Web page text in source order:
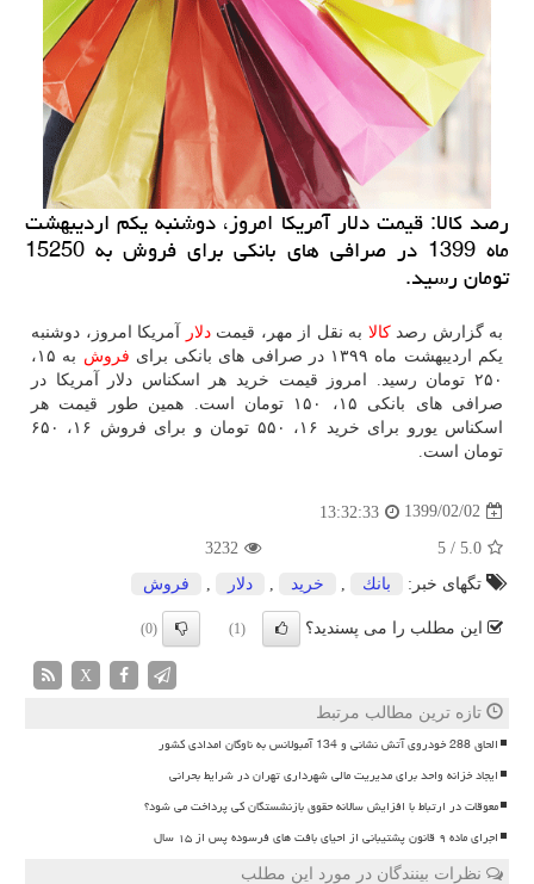
رصد كالا: قیمت دلار آمریكا امروز، دوشنبه یكم اردیبهشت
ماه 1399 در صرافی های بانكی برای فروش به 15250
تومان رسید.
به گزارش رصدكالا به نقل از مهر، قیمتدلار
آمریكا امروز، دوشنبه
یكم اردیبهشت ماه ۱۳۹۹ در صرافی های بانكی برای
فروش
به ۱۵،
۲۵۰ تومان رسید. امروز قیمت خرید هر اسكناس دلار آمریكا در
صرافی های بانكی ۱۵، ۱۵۰ تومان است. همین طور قیمت هر
اسكناس یورو برای خرید ۱۶، ۵۵۰ تومان و برای فروش ۱۶، ۶۵۰
تومان است.
1399/02/02
13:32:33
5.0
/
5
3232
تگهای خبر:
بانك خرید دلار فروش
این مطلب را می پسندید؟ (1)
(0)
X
تازه ترین مطالب مرتبط
الحاق 288 خودروی آتش نشانی و 134 آمبولانس به ناوگان امدادی کشور
ایجاد خزانه واحد برای مدیریت مالی شهرداری تهران در شرایط بحرانی
معوقات در ارتباط با افزایش سالانه حقوق بازنشستگان کی پرداخت می شود؟
اجرای ماده ۹ قانون پشتیبانی از احیای بافت های فرسوده پس از ۱۵ سال
نظرات بینندگان در مورد این مطلب